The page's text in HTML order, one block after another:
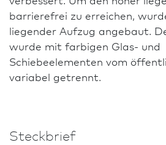
barrierefrei zu erreichen,
liegender Aufzug angebaut.
wurde mit farbigen Glas- und
Schiebeelementen vom
variabel getrennt.
Steckbrief